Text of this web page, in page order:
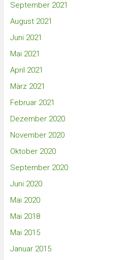
September 2021
August 2021
Juni 2021
Mai 2021
April 2021
März 2021
Februar 2021
Dezember 2020
November 2020
Oktober 2020
September 2020
Juni 2020
Mai 2020
Mai 2018
Mai 2015
Januar 2015